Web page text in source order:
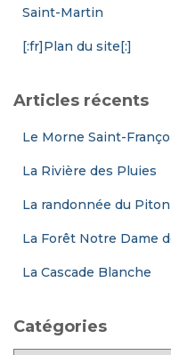
Saint-Martin
[:fr]Plan du site[:]
Articles récents
Le Morne Saint-
La Rivière des Pluies
La randonnée du
La Forêt Notre Dame
La Cascade Blanche
Catégories